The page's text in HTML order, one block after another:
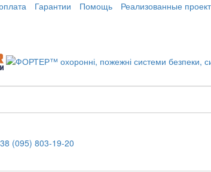
Гарантии Помощь Реализованные
(095) 803-19-20